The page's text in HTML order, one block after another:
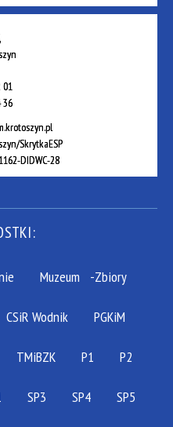
01
36
SkrytkaESP
DIDWC-28
Muzeum -Zbiory
CSiR Wodnik PGKiM
TMiBZK P1 P2
SP3 SP4 SP5